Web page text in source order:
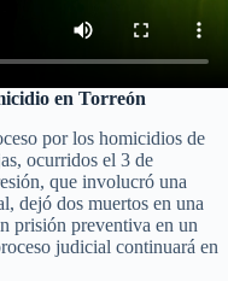
en Torreón
por los homicidios de
ocurridos el 3 de
que involucró una
dejó dos muertos en una
prisión preventiva en un
judicial continuará en